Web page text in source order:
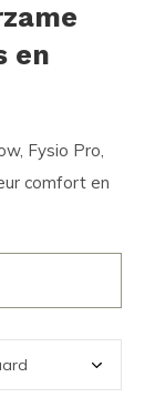
en
Fysio Pro,
comfort en